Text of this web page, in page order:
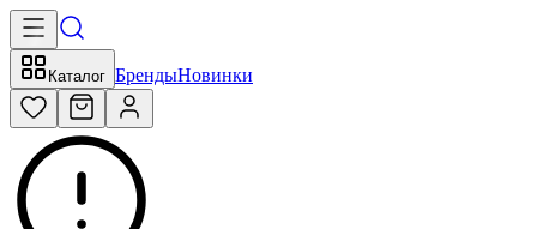
Каталог БрендыНовинки